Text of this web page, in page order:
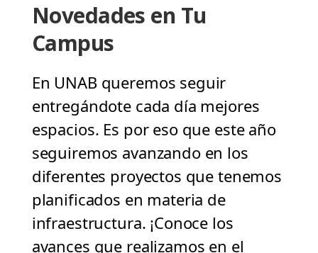
Novedades en Tu
Campus
En UNAB queremos seguir
entregándote cada día mejores
espacios. Es por eso que este año
seguiremos avanzando en los
diferentes proyectos que tenemos
planificados en materia de
infraestructura. ¡Conoce los
avances que realizamos en el